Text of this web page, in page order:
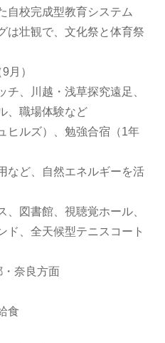
自校完成型教育システム
は壮観で、文化祭と体育祭
月）
チ、川越・浅草探究遠足、
、職場体験など
ヒルズ）、勉強合宿（1年
など、自然エネルギーを活
、図書館、視聴覚ホール、
ド、全天候型テニスコート
・奈良方面
食